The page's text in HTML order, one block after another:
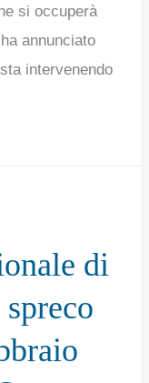
si occuperà
annunciato
intervenendo
di